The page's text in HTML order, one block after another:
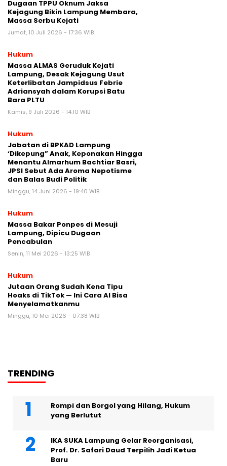
Dugaan TPPU Oknum Jaksa
Kejagung Bikin Lampung Membara,
Massa Serbu Kejati
Jumat, 10 Juli 2026 - 17:36 WIB
Hukum
Massa ALMAS Geruduk Kejati
Lampung, Desak Kejagung Usut
Keterlibatan Jampidsus Febrie
Adriansyah dalam Korupsi Batu
Bara PLTU
Kamis, 9 Juli 2026 - 14:10 WIB
Hukum
Jabatan di BPKAD Lampung
‘Dikepung” Anak, Keponakan Hingga
Menantu Almarhum Bachtiar Basri,
JPSI Sebut Ada Aroma Nepotisme
dan Balas Budi Politik
Minggu, 14 Juni 2026 - 19:40 WIB
Hukum
Massa Bakar Ponpes di Mesuji
Lampung, Dipicu Dugaan
Pencabulan
Senin, 11 Mei 2026 - 13:25 WIB
Hukum
Jutaan Orang Sudah Kena Tipu
Hoaks di TikTok — Ini Cara AI Bisa
Menyelamatkanmu
Minggu, 10 Mei 2026 - 07:38 WIB
TRENDING
Rompi dan Borgol yang Hilang, Hukum
yang Berlutut
IKA SUKA Lampung Gelar Reorganisasi,
Prof. Dr. Safari Daud Terpilih Jadi Ketua
Baru